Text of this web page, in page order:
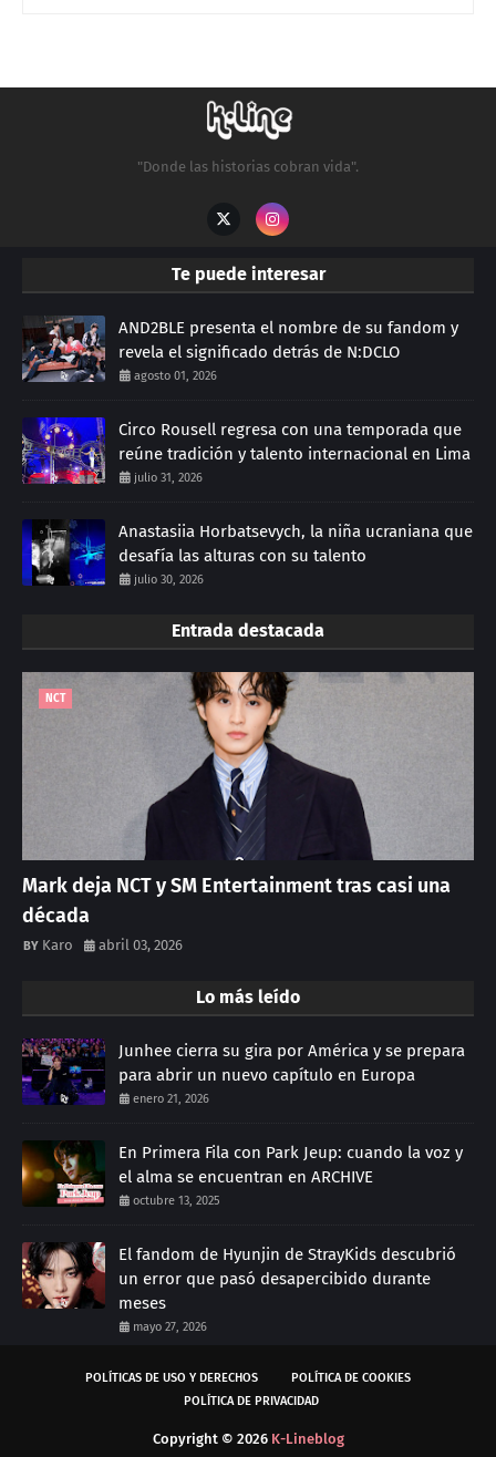
"Donde las historias cobran vida".
Te puede interesar
AND2BLE presenta el nombre de su fandom y
revela el significado detrás de N:DCLO
agosto 01, 2026
Circo Rousell regresa con una temporada que
reúne tradición y talento internacional en Lima
julio 31, 2026
Anastasiia Horbatsevych, la niña ucraniana que
desafía las alturas con su talento
julio 30, 2026
Entrada destacada
NCT
Mark deja NCT y SM Entertainment tras casi una
década
Karo abril 03, 2026
Lo más leído
Junhee cierra su gira por América y se prepara
para abrir un nuevo capítulo en Europa
enero 21, 2026
En Primera Fila con Park Jeup: cuando la voz y
el alma se encuentran en ARCHIVE
octubre 13, 2025
El fandom de Hyunjin de StrayKids descubrió
un error que pasó desapercibido durante
meses
mayo 27, 2026
POLÍTICAS DE USO Y DERECHOS
POLÍTICA DE COOKIES
POLÍTICA DE PRIVACIDAD
Copyright © 2026 K-Lineblog